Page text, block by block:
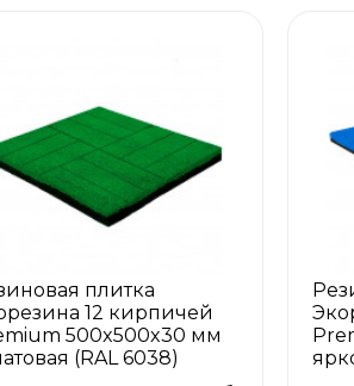
плитка
12 кирпичей
500x500x30 мм
(RAL 6038)